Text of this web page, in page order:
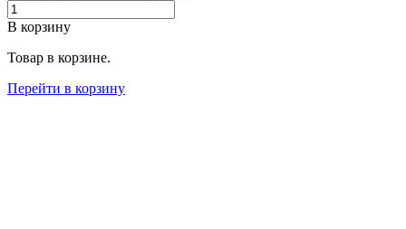
В корзину
Товар в корзине.
Перейти в корзину